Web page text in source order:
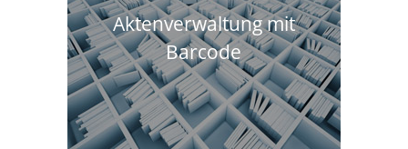
Aktenverwaltung mit
Barcode